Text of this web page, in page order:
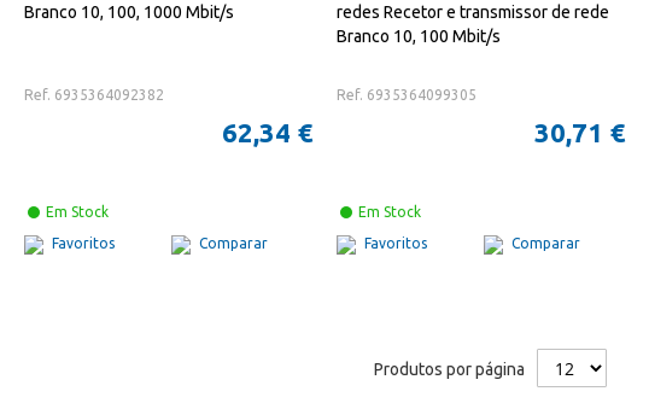
Branco 10, 100, 1000 Mbit/s
Ref. 6935364092382
62,34 €
Em Stock
Favoritos
Comparar
redes Recetor e transmissor de rede
Branco 10, 100 Mbit/s
Ref. 6935364099305
30,71 €
Em Stock
Favoritos
Comparar
Produtos por página